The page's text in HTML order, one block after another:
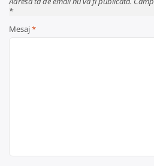
*
Mesaj*